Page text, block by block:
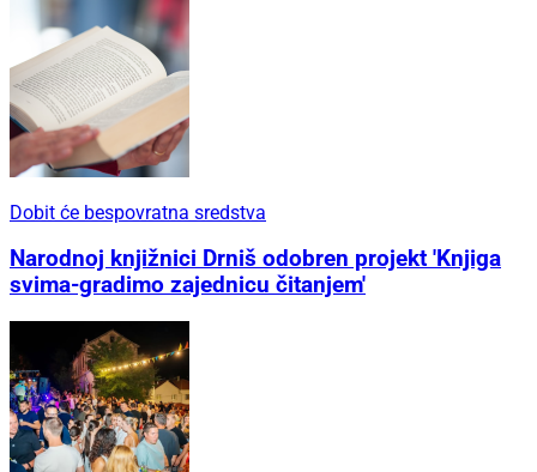
Dobit će bespovratna sredstva
Narodnoj knjižnici Drniš odobren projekt 'Knjiga
svima-gradimo zajednicu čitanjem'